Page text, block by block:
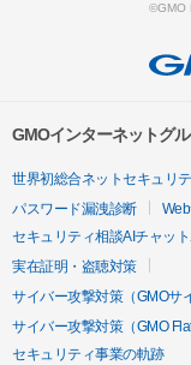
©GMO
GMOインターネットグ
世界初総合ネットセキュリ
パスワード漏洩診断
セキュリティ相談AIチャット
実在証明・盗聴対策
サイバー攻撃対策（GMOサ
サイバー攻撃対策（GMO
セキュリティ事業の軌跡